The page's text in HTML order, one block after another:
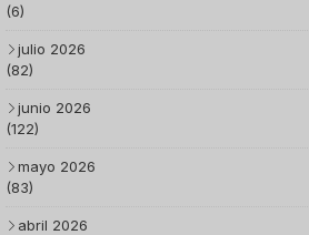
(6)
julio 2026
(82)
junio 2026
(122)
mayo 2026
(83)
abril 2026